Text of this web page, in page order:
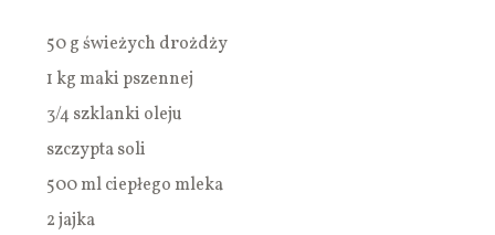
50 g świeżych drożdży
1 kg maki pszennej
3/4 szklanki oleju
szczypta soli
500 ml ciepłego mleka
2 jajka